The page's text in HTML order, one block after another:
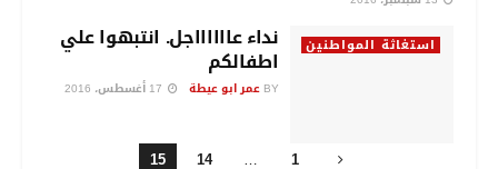
استغاثة المواطنين نداء عااااااجل. انتبهوا علي
اطفالكم
BY عمر ابو عيطة
1
…
14
15